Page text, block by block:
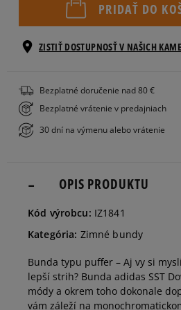
M
L
dostupnosti
Informovať o
PRIDAŤ DO
ZISTIŤ DOSTUPNOSŤ V NAŠICH
Bezplatné doručenie nad 80 €
Bezplatné vrátenie v predajniach
30 dní na výmenu alebo vrátenie
OPIS PRODUKTU
Kód výrobcu: IZ1841
Kategória: Zimné bundy
Bunda typu puffer – Aj vy si
lepší strih? Bunda adidas SST
módy a okrem toho dokonale
vám záleží na